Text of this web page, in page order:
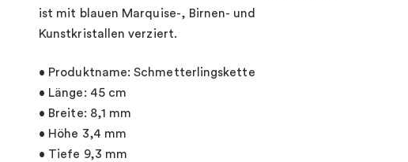
ist mit blauen Marquise-, Birnen- und
Kunstkristallen verziert.
• Produktname: Schmetterlingskette
• Länge: 45 cm
• Breite: 8,1 mm
• Höhe 3,4 mm
• Tiefe 9,3 mm